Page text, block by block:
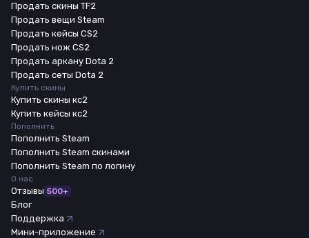
Продать скины TF2
Продать вещи Steam
Продать кейсы CS2
Продать нож CS2
Продать аркану Dota 2
Продать сеты Dota 2
Купить скины
Купить скины кс2
Купить кейсы кс2
Пополнить
Пополнить Steam
Пополнить Steam скинами
Пополнить Steam по логину
О нас
Отзывы 500+
Блог
Поддержка
Мини-приложение